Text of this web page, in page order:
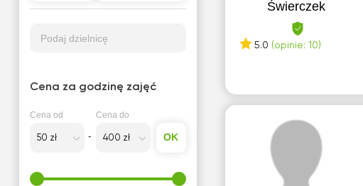
Świerczek
5.0 (opinie: 10)
Podaj dzielnicę
Cena za godzinę zajęć
Cena od Cena do
OK